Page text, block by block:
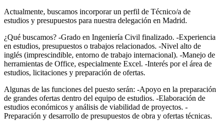
Actualmente, buscamos incorporar un perfil de Técnico/a de
estudios y presupuestos para nuestra delegación en Madrid.
¿Qué buscamos? -Grado en Ingeniería Civil finalizado. -Experiencia
en estudios, presupuestos o trabajos relacionados. -Nivel alto de
inglés (imprescindible, entorno de trabajo internacional). -Manejo de
herramientas de Office, especialmente Excel. -Interés por el área de
estudios, licitaciones y preparación de ofertas.
Algunas de las funciones del puesto serán: -Apoyo en la preparación
de grandes ofertas dentro del equipo de estudios. -Elaboración de
estudios económicos y análisis de viabilidad de proyectos. -
Preparación y desarrollo de presupuestos de obra y ofertas técnicas.